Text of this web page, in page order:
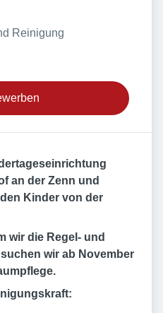
Reinigung
an der Zenn und
Kinder von der
wir die Regel- und
wir ab November